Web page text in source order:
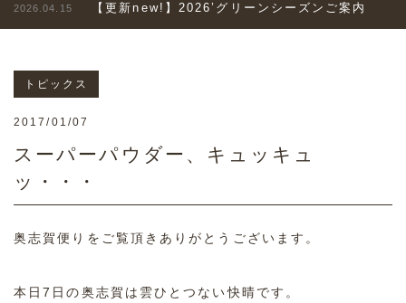
2026.04.15 【更新new!】2026’グリーンシーズンご案内
トピックス
2017/01/07
スーパーパウダー、キュッキュ
ッ・・・
奥志賀便りをご覧頂きありがとうございます。
本日7日の奥志賀は雲ひとつない快晴です。